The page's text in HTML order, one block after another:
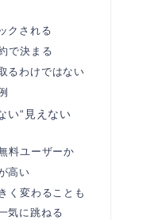
クされる
で決まる
るわけではない
い“見えない
料ユーザーか
高い
く変わることも
気に跳ねる